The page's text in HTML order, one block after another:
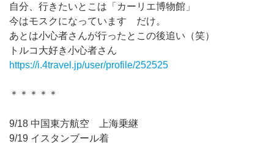
自分、行きたいとこは「カーリエ博物館」
今はモスクになっています だけ。
あとは小心者さんが行ったとこの後追い（笑）
トルコ大好き小心者さん
https://i.4travel.jp/user/profile/252525
＊＊＊＊＊
9/18 中国東方航空 上海乗継
9/19 イスタンブール着